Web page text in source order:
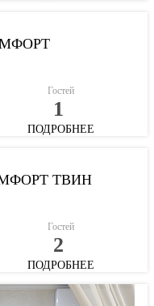
Гостей
1
ПОДРОБНЕЕ
ТВИН
Гостей
2
ПОДРОБНЕЕ